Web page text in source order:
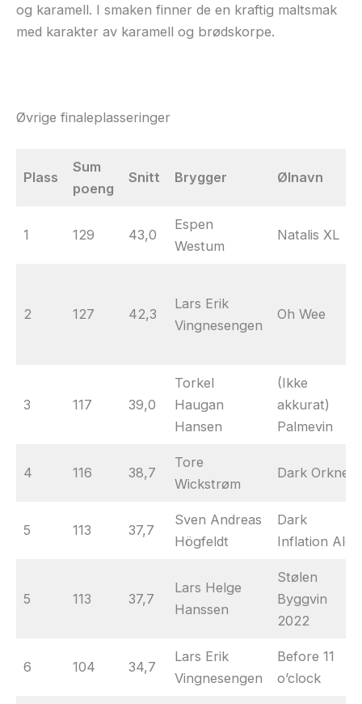
og karamell. I smaken finner de en kraftig maltsmak
med karakter av karamell og brødskorpe.
Øvrige finaleplasseringer
Plass
Sum
poeng
Snitt Brygger Ølnavn
1 129 43,0
Espen
Westum
Natalis XL
2 127 42,3
Lars Erik
Vingnesengen
Oh Wee
3 117 39,0
Torkel
Haugan
Hansen
(Ikke
akkurat)
Palmevin
4 116 38,7
Tore
Wickstrøm
Dark Orkney
5 113 37,7
Sven Andreas
Högfeldt
Dark
Inflation Ale
5 113 37,7
Lars Helge
Hanssen
Stølen
Byggvin
2022
6 104 34,7
Lars Erik
Vingnesengen
Before 11
o’clock